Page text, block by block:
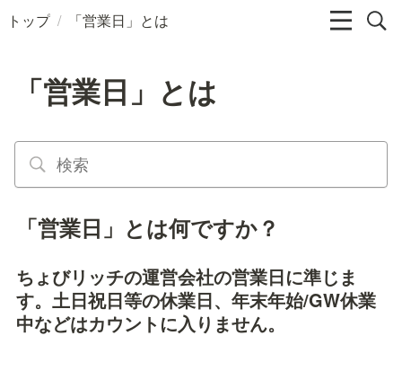
トップ / 「営業日」とは
「営業日」とは
「営業日」とは何ですか？
ちょびリッチの運営会社の営業日に準じま
す。土日祝日等の休業日、年末年始/GW休業
中などはカウントに入りません。